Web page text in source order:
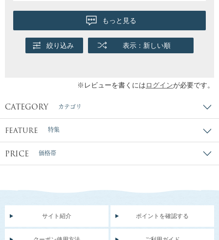
もっと見る
絞り込み 表示：新しい順
※レビューを書くにはログインが必要です。
CATEGORY カテゴリ
FEATURE 特集
PRICE 価格帯
サイト紹介 ポイントを確認する